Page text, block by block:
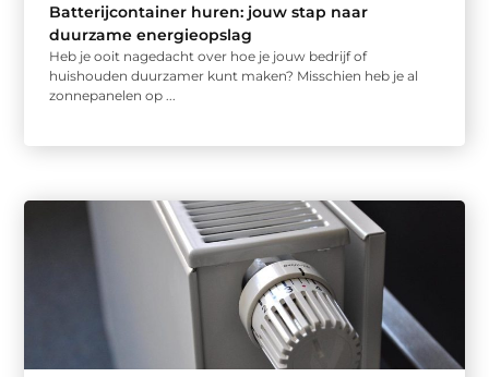
Batterijcontainer huren: jouw stap naar
duurzame energieopslag
Heb je ooit nagedacht over hoe je jouw bedrijf of
huishouden duurzamer kunt maken? Misschien heb je al
zonnepanelen op ...